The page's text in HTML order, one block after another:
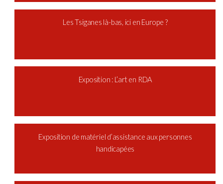
Les Tsiganes là-bas, ici en Europe ?
Exposition : L’art en RDA
Exposition de matériel d’assistance aux personnes
handicapées